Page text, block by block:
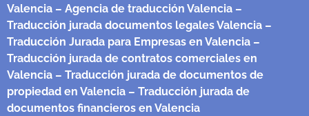
Valencia – Agencia de traducción Valencia –
Traducción jurada documentos legales Valencia –
Traducción Jurada para Empresas en Valencia –
Traducción jurada de contratos comerciales en
Valencia – Traducción jurada de documentos de
propiedad en Valencia – Traducción jurada de
documentos financieros en Valencia